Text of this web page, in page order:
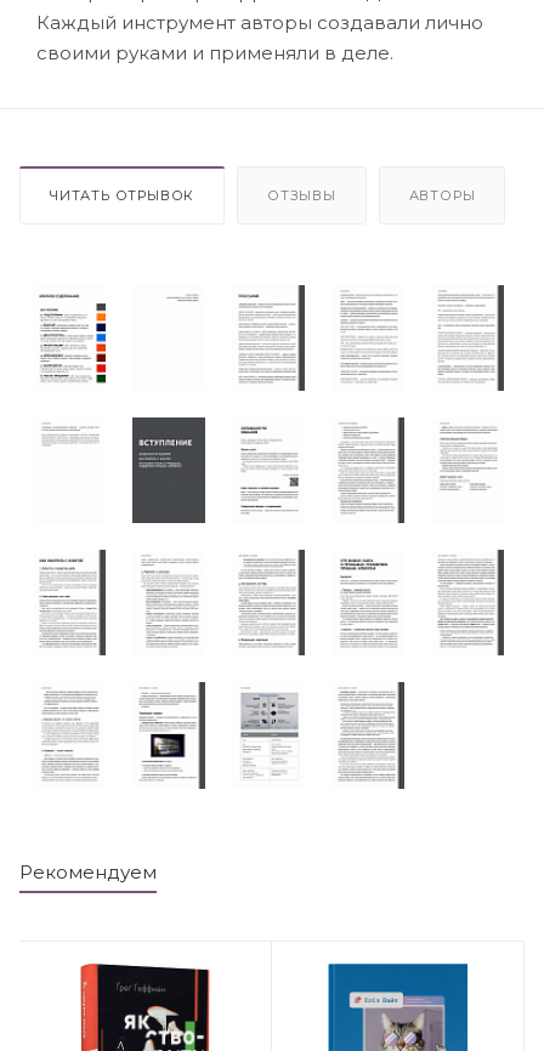
Каждый инструмент авторы создавали лично
своими руками и применяли в деле.
ЧИТАТЬ ОТРЫВОК ОТЗЫВЫ АВТОРЫ
Рекомендуем